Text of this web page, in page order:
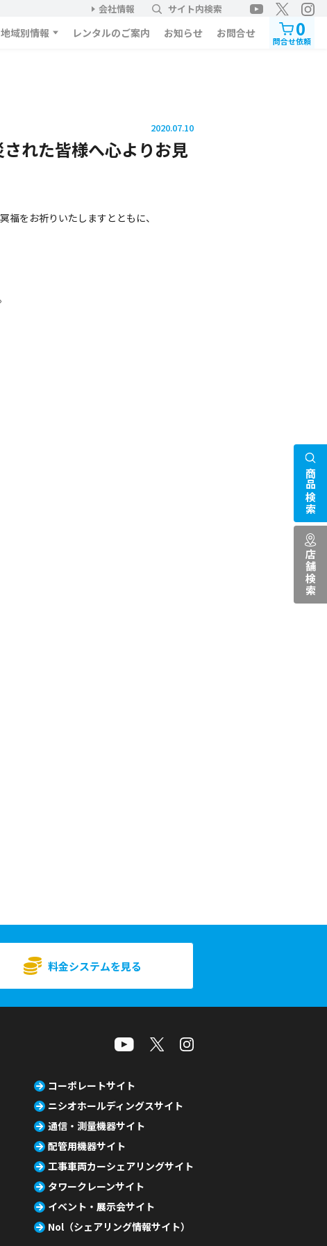
会社情報 サイト内検索
地域別情報 レンタルのご案内 お知らせ お問合せ 0
問合せ依頼
2020.07.10
れた皆様へ心よりお見
福をお祈りいたしますとともに、
料金システムを見る
商品検索
店舗検索
コーポレートサイト
ニシオホールディングスサイト
通信・測量機器サイト
配管用機器サイト
工事車両カーシェアリングサイト
タワークレーンサイト
イベント・展示会サイト
Nol（シェアリング情報サイト）